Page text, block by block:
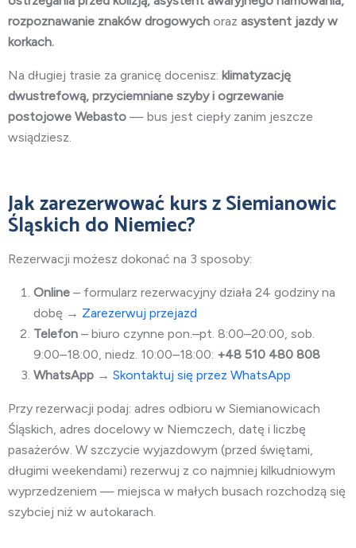
rozpoznawanie znaków drogowych oraz asystent jazdy w
korkach.
Na długiej trasie za granicę docenisz: klimatyzację
dwustrefową, przyciemniane szyby i ogrzewanie
postojowe Webasto — bus jest ciepły zanim jeszcze
wsiądziesz.
Jak zarezerwować kurs z Siemianowic
Śląskich do Niemiec?
Rezerwacji możesz dokonać na 3 sposoby:
Online – formularz rezerwacyjny działa 24 godziny na
dobę → Zarezerwuj przejazd
Telefon – biuro czynne pon.–pt. 8:00–20:00, sob.
9:00–18:00, niedz. 10:00–18:00: +48 510 480 808
WhatsApp → Skontaktuj się przez WhatsApp
Przy rezerwacji podaj: adres odbioru w Siemianowicach
Śląskich, adres docelowy w Niemczech, datę i liczbę
pasażerów. W szczycie wyjazdowym (przed świętami,
długimi weekendami) rezerwuj z co najmniej kilkudniowym
wyprzedzeniem — miejsca w małych busach rozchodzą się
szybciej niż w autokarach.